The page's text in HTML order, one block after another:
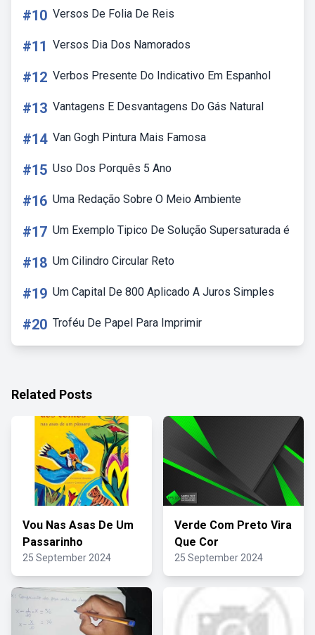
#10 Versos De Folia De Reis
#11 Versos Dia Dos Namorados
#12 Verbos Presente Do Indicativo Em Espanhol
#13 Vantagens E Desvantagens Do Gás Natural
#14 Van Gogh Pintura Mais Famosa
#15 Uso Dos Porquês 5 Ano
#16 Uma Redação Sobre O Meio Ambiente
#17 Um Exemplo Tipico De Solução Supersaturada é
#18 Um Cilindro Circular Reto
#19 Um Capital De 800 Aplicado A Juros Simples
#20 Troféu De Papel Para Imprimir
Related Posts
Vou Nas Asas De Um
Passarinho
25 September 2024
Verde Com Preto Vira
Que Cor
25 September 2024